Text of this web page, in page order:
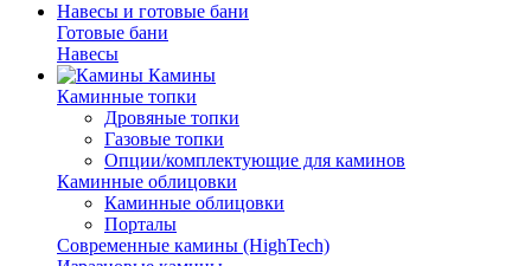
Навесы и готовые бани
Готовые бани
Навесы
Камины
Каминные топки
Дровяные топки
Газовые топки
Опции/комплектующие для каминов
Каминные облицовки
Каминные облицовки
Порталы
Современные камины (HighTech)